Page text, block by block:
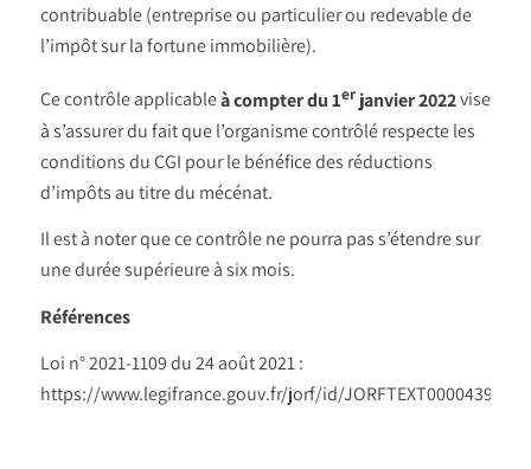
contribuable (entreprise ou particulier ou redevable de
l’impôt sur la fortune immobilière).
Ce contrôle applicableà compter du 1erjanvier 2022vise
à s’assurer du fait que l’organisme contrôlé respecte les
conditions du CGI pour le bénéfice des réductions
d’impôts au titre du mécénat.
Il est à noter que ce contrôle ne pourra pas s’étendre sur
une durée supérieure à six mois.
Références
Loi n° 2021-1109 du 24 août 2021 :
https://www.legifrance.gouv.fr/jorf/id/